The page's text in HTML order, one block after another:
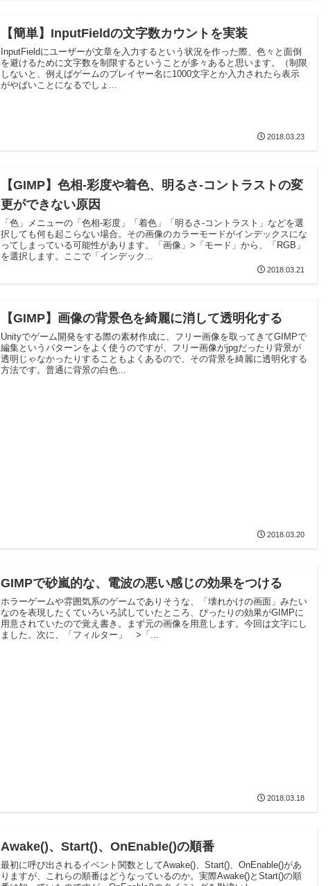
【簡単】InputFieldの文字数カウントを実装
InputFieldにユーザーが文章を入力するという状況を作った際、色々と面倒
を避けるために文字数を制限するということが多々あると思います。（制限
しないと、例えばゲームのプレイヤー名に1000文字とか入力されたら表示
がやばいことになるでしょ...
2018.03.23
【GIMP】色相-彩度や着色、明るさ-コントラストの変
更ができない原因
「色」メニューの「色相-彩度」「着色」「明るさ-コントラスト」などを選
択しても何も起こらない場合。その画像のカラーモードがインデックスにな
ってしまっている可能性があります。「画像」>「モード」から、「RGB」
を選択します。ここで「インデック...
2018.03.21
【GIMP】画像の背景色を綺麗に消して透明化する
Unityでゲーム開発をする際の素材作成に、フリー画像を取ってきてGIMPで
編集というパターンをよく使うのですが、フリー画像がjpgだったり背景が
透明じゃなかったりすることもよくあるので、その背景を綺麗に透明化する
方法です。普通に背景の白色...
2018.03.20
GIMPで砂嵐的な、電波の悪い感じの効果をつける
ホラーゲームや雰囲気系のゲームでありそうな、「壊れかけの画面」みたい
なのを表現したくていろいろ試していたところ、ぴったりの効果がGIMPに
用意されていたので覚え書き。まず元の画像を用意します。今回は文字にし
ました。次に、「フィルター」 >「...
2018.03.18
Awake()、Start()、OnEnable()の順番
最初に呼び出されるイベント関数としてAwake()、Start()、OnEnable()があ
りますが、これらの順番はどうなっているのか。実際Awake()とStart()の順